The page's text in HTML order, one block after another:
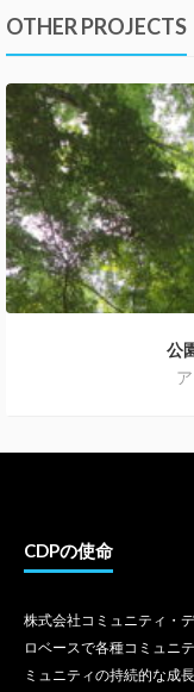
OTHER PROJECTS
公
CDPの使命
株式会社コミュニティ・
ロベースで各種コミュニ
ミュニティの持続的な成